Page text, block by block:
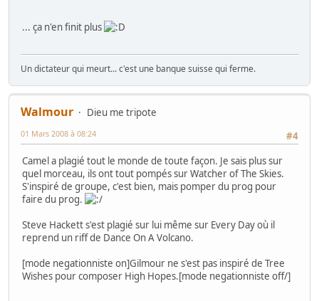
... ça n'en finit plus
Un dictateur qui meurt... c'est une banque suisse qui ferme.
Walmour
Dieu me tripote
#4
01 Mars 2008 à 08:24
Camel a plagié tout le monde de toute façon. Je sais plus sur
quel morceau, ils ont tout pompés sur Watcher of The Skies.
S'inspiré de groupe, c'est bien, mais pomper du prog pour
faire du prog.
Steve Hackett s'est plagié sur lui même sur Every Day où il
reprend un riff de Dance On A Volcano.
[mode negationniste on]Gilmour ne s'est pas inspiré de Tree
Wishes pour composer High Hopes.[mode negationniste off/]